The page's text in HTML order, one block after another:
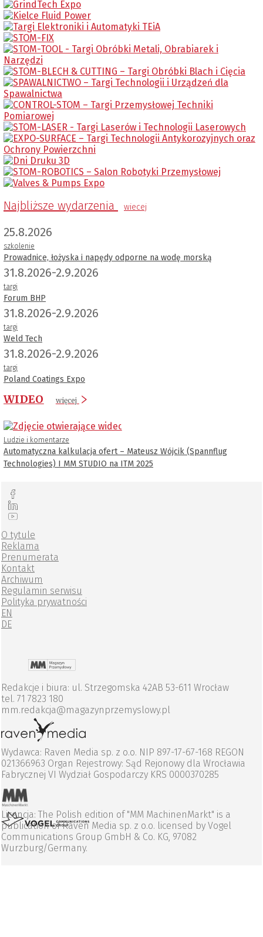
Najbliższe wydarzenia wiecej
25.8.2026
szkolenie
Prowadnice, łożyska i napędy odporne na wodę morską
31.8.2026-2.9.2026
targi
Forum BHP
31.8.2026-2.9.2026
targi
Weld Tech
31.8.2026-2.9.2026
targi
Poland Coatings Expo
WIDEO więcej
Ludzie i komentarze
Automatyczna kalkulacja ofert – Mateusz Wójcik (Spannflug
Technologies) I MM STUDIO na ITM 2025
O tytule
Reklama
Prenumerata
Kontakt
Archiwum
Regulamin serwisu
Polityka prywatności
EN
DE
Redakcje i biura: ul. Strzegomska 42AB 53-611 Wrocław
tel. 71 7823 180
mm.redakcja@magazynprzemyslowy.pl
Wydawca: Raven Media sp. z o.o. NIP 897-17-67-168 REGON
021366963 Organ Rejestrowy: Sąd Rejonowy dla Wrocławia
Fabrycznej VI Wydział Gospodarczy KRS 0000370285
Licencja: The Polish edition of "MM MachinenMarkt" is a
publication of Raven Media sp. z o.o. licensed by Vogel
Communications Group GmbH & Co. KG, 97082
Wurzburg/Germany.